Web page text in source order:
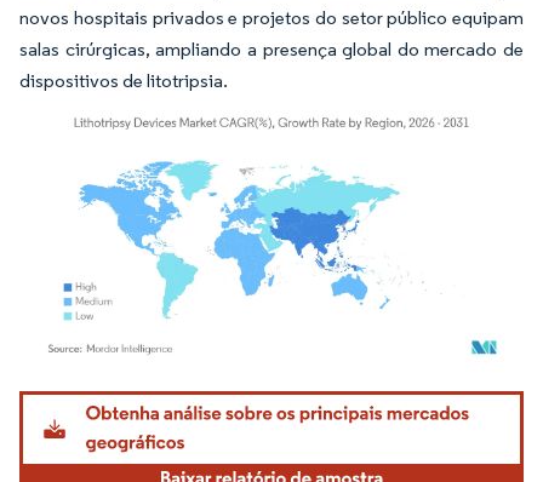
novos hospitais privados e projetos do setor público equipam
salas cirúrgicas, ampliando a presença global do mercado de
dispositivos de litotripsia.
Imagem © Mordor Intelligence. O reuso requer atribuição conforme CC BY 4.0.